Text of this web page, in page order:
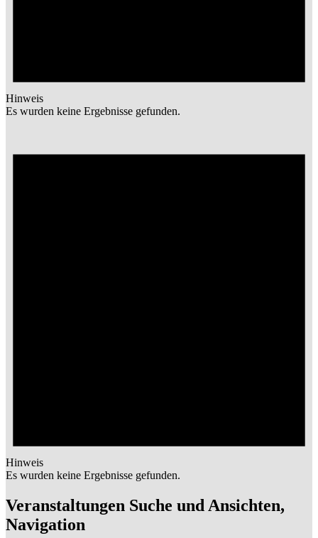
Hinweis
Es wurden keine Ergebnisse gefunden.
Hinweis
Es wurden keine Ergebnisse gefunden.
Veranstaltungen Suche und Ansichten,
Navigation